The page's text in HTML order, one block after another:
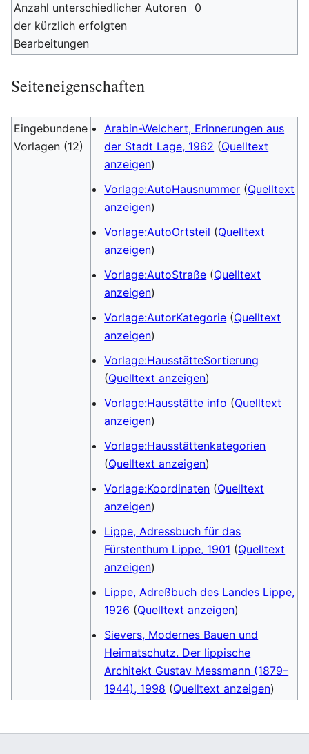
Anzahl unterschiedlicher Autoren
der kürzlich erfolgten
Bearbeitungen
0
Seiteneigenschaften
Eingebundene
Vorlagen (12)
Arabin-Welchert, Erinnerungen aus
der Stadt Lage, 1962 (Quelltext
anzeigen)
Vorlage:AutoHausnummer (Quelltext
anzeigen)
Vorlage:AutoOrtsteil (Quelltext
anzeigen)
Vorlage:AutoStraße (Quelltext
anzeigen)
Vorlage:AutorKategorie (Quelltext
anzeigen)
Vorlage:HausstätteSortierung
(Quelltext anzeigen)
Vorlage:Hausstätte info (Quelltext
anzeigen)
Vorlage:Hausstättenkategorien
(Quelltext anzeigen)
Vorlage:Koordinaten (Quelltext
anzeigen)
Lippe, Adressbuch für das
Fürstenthum Lippe, 1901 (Quelltext
anzeigen)
Lippe, Adreßbuch des Landes Lippe,
1926 (Quelltext anzeigen)
Sievers, Modernes Bauen und
Heimatschutz. Der lippische
Architekt Gustav Messmann (1879–
1944), 1998 (Quelltext anzeigen)